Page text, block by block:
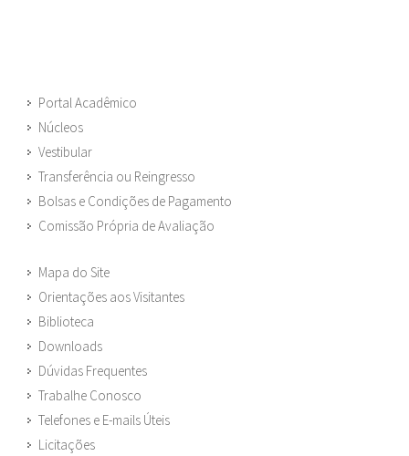
Portal Acadêmico
Núcleos
Vestibular
Transferência ou Reingresso
Bolsas e Condições de Pagamento
Comissão Própria de Avaliação
Mapa do Site
Orientações aos Visitantes
Biblioteca
Downloads
Dúvidas Frequentes
Trabalhe Conosco
Telefones e E-mails Úteis
Licitações